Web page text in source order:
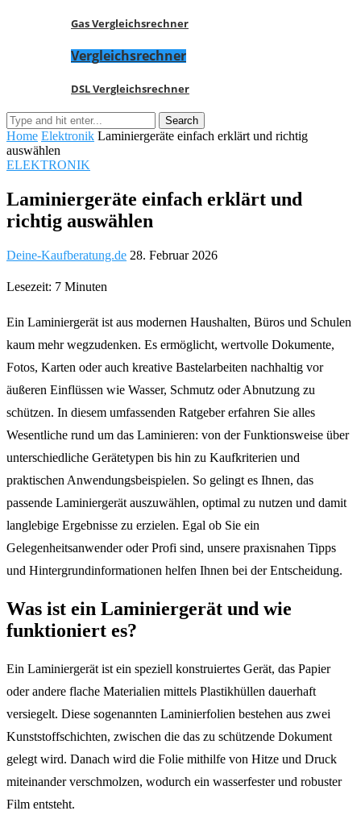
Gas Vergleichsrechner
Vergleichsrechner
DSL Vergleichsrechner
Home Elektronik Laminiergeräte einfach erklärt und richtig
auswählen
ELEKTRONIK
Laminiergeräte einfach erklärt und
richtig auswählen
Deine-Kaufberatung.de 28. Februar 2026
Lesezeit: 7 Minuten
Ein Laminiergerät ist aus modernen Haushalten, Büros und Schulen
kaum mehr wegzudenken. Es ermöglicht, wertvolle Dokumente,
Fotos, Karten oder auch kreative Bastelarbeiten nachhaltig vor
äußeren Einflüssen wie Wasser, Schmutz oder Abnutzung zu
schützen. In diesem umfassenden Ratgeber erfahren Sie alles
Wesentliche rund um das Laminieren: von der Funktionsweise über
unterschiedliche Gerätetypen bis hin zu Kaufkriterien und
praktischen Anwendungsbeispielen. So gelingt es Ihnen, das
passende Laminiergerät auszuwählen, optimal zu nutzen und damit
langlebige Ergebnisse zu erzielen. Egal ob Sie ein
Gelegenheitsanwender oder Profi sind, unsere praxisnahen Tipps
und Hintergrundinformationen helfen Ihnen bei der Entscheidung.
Was ist ein Laminiergerät und wie
funktioniert es?
Ein Laminiergerät ist ein speziell konstruiertes Gerät, das Papier
oder andere flache Materialien mittels Plastikhüllen dauerhaft
versiegelt. Diese sogenannten Laminierfolien bestehen aus zwei
Kunststoffschichten, zwischen die das zu schützende Dokument
gelegt wird. Danach wird die Folie mithilfe von Hitze und Druck
miteinander verschmolzen, wodurch ein wasserfester und robuster
Film entsteht.